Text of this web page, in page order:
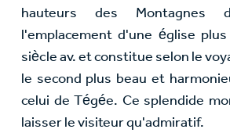
hauteurs des Montagnes
l'emplacement d'une église
siècle av. et constitue selon le
le second plus beau et
celui de Tégée. Ce splendide
laisser le visiteur qu'admiratif.